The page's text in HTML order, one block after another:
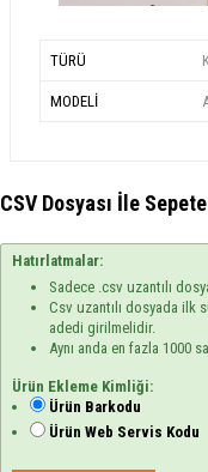
TÜRÜ
MODELİ
CSV Dosyası İle
Hatırlatmalar:
Sadece .csv uzantılı
Csv uzantılı dosyada ilk
adedi girilmelidir.
Aynı anda en fazla 1000
Ürün Ekleme Kimliği:
Ürün Barkodu
Ürün Web Servis Kodu